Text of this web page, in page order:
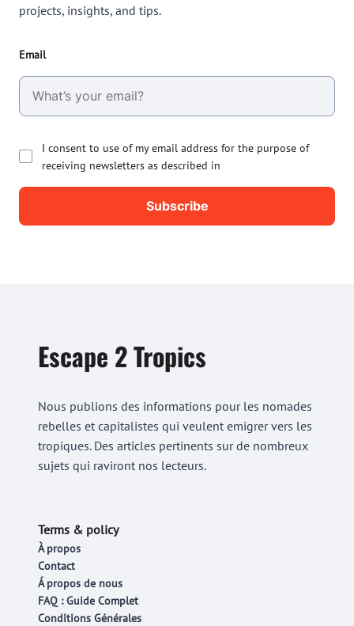
projects, insights, and tips.
Email
I consent to use of my email address for the purpose of
receiving newsletters as described in
Escape 2 Tropics
Nous publions des informations pour les nomades
rebelles et capitalistes qui veulent emigrer vers les
tropiques. Des articles pertinents sur de nombreux
sujets qui raviront nos lecteurs.
Terms & policy
À propos
Contact
Á propos de nous
FAQ : Guide Complet
Conditions Générales